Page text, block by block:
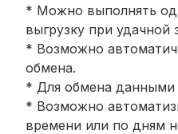
* Можно выполнять
выгрузку при удачной
* Возможно
обмена.
* Для обмена данными
* Возможно
времени или по дням